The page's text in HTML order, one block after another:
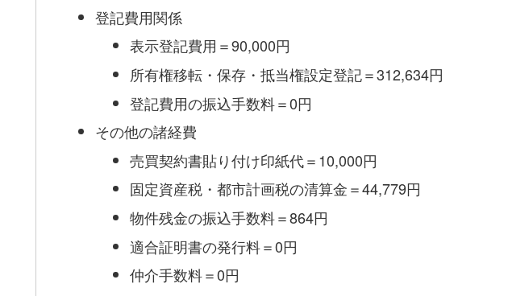
登記費用関係
表示登記費用＝90,000円
所有権移転・保存・抵当権設定登記＝312,634円
登記費用の振込手数料＝0円
その他の諸経費
売買契約書貼り付け印紙代＝10,000円
固定資産税・都市計画税の清算金＝44,779円
物件残金の振込手数料＝864円
適合証明書の発行料＝0円
仲介手数料＝0円